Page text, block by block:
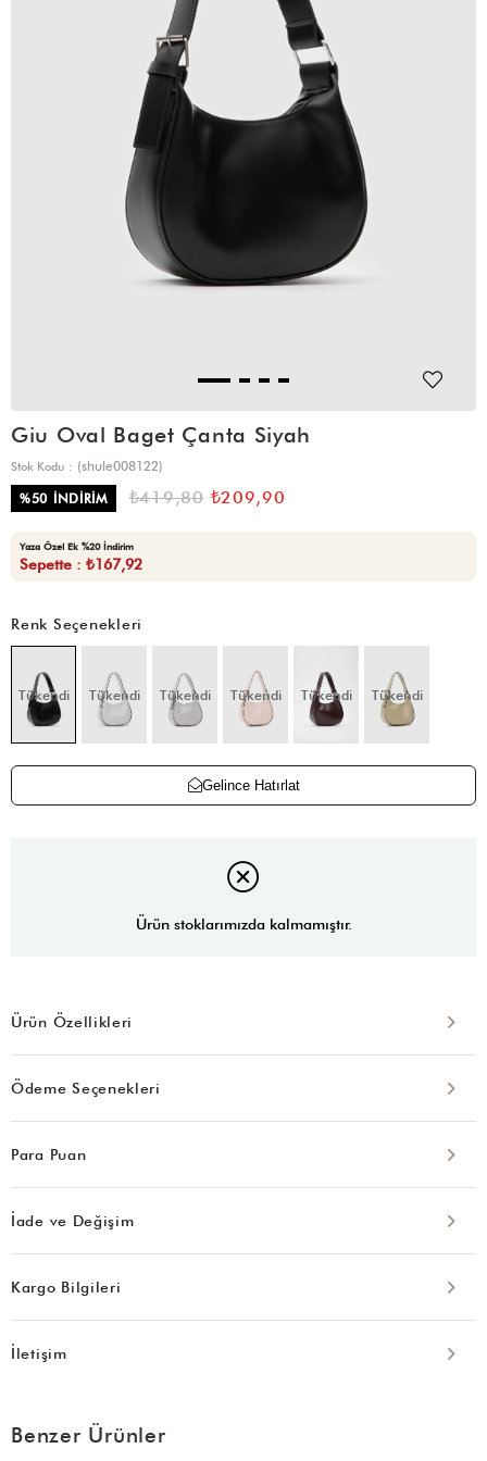
Giu Oval Baget Çanta Siyah
Stok Kodu
(shule008122)
%50 İNDIRIM ₺419,80 ₺209,90
Yaza Özel Ek %20 İndirim
Sepette : ₺167,92
Renk Seçenekleri
Tükendi Tükendi Tükendi Tükendi Tükendi Tükendi
Gelince Hatırlat
Ürün stoklarımızda kalmamıştır.
Ürün Özellikleri
Ödeme Seçenekleri
Para Puan
İade ve Değişim
Kargo Bilgileri
İletişim
Benzer Ürünler